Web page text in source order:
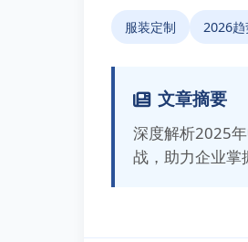
服装定制 2026趋
文章摘要
深度解析2025
战，助力企业掌